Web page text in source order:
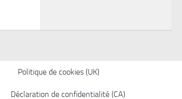
Politique de cookies (UK)
Déclaration de confidentialité (CA)